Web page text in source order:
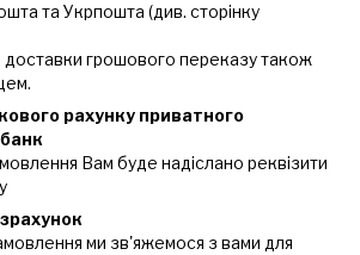
та Укрпошта (див. сторінку
доставки грошового переказу також
рахунку приватного
Вам буде надіслано реквізити
ми зв'яжемося з вами для